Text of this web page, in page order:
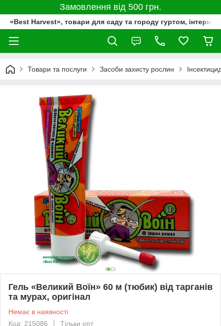
Замовлення від 500 грн.
«Best Harvest», товари для саду та городу гуртом,
Товари та послуги Засоби захисту рослин
Гель «Великий Воїн» 60 м (тюбик) від тарганів
та мурах, оригінал
Немає в наявності
Код: 215086
Тільки опт